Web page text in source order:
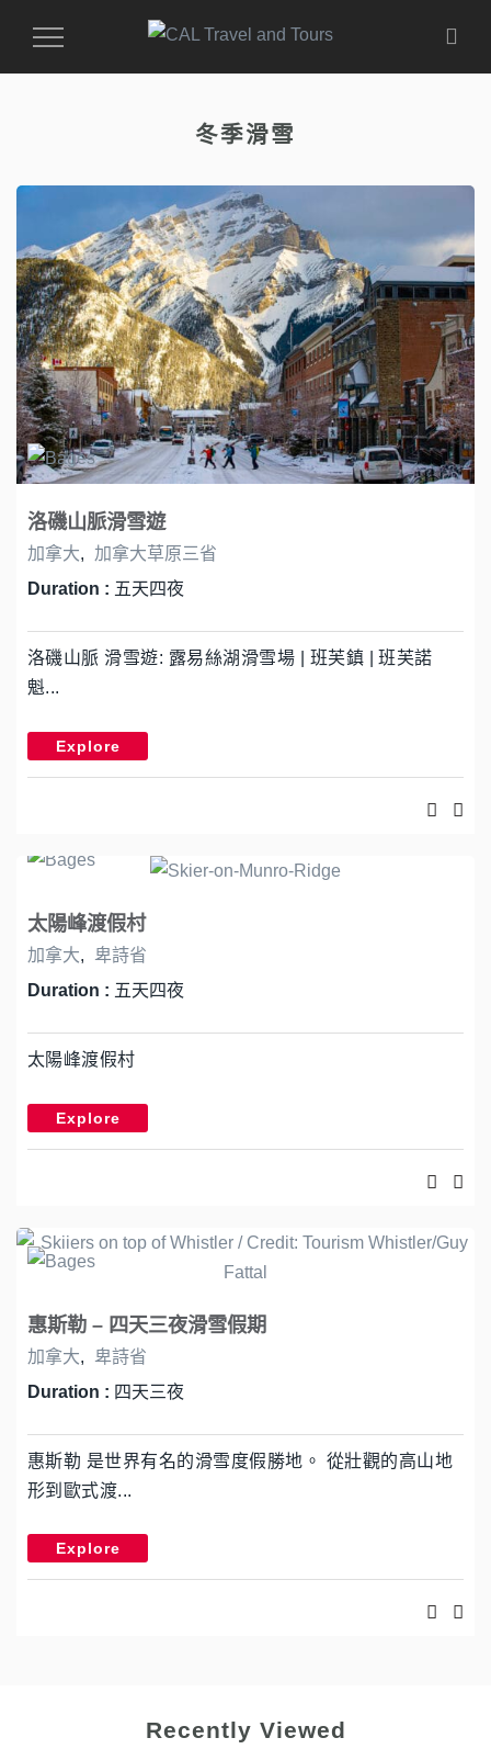
Toggle
冬季滑雪
洛磯山脈滑雪遊
加拿大,
加拿大草原三省
Duration : 五天四夜
洛磯山脈 滑雪遊: 露易絲湖滑雪場 | 班芙鎮 | 班芙諾
魁...
Explore
太陽峰渡假村
加拿大,
卑詩省
Duration : 五天四夜
太陽峰渡假村
Explore
惠斯勒 – 四天三夜滑雪假期
加拿大,
卑詩省
Duration : 四天三夜
惠斯勒 是世界有名的滑雪度假勝地。 從壯觀的高山地
形到歐式渡...
Explore
Recently Viewed